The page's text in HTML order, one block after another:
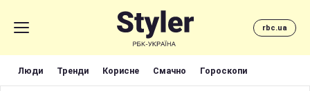
rbc.ua
Люди Тренди Корисне Смачно Гороскопи